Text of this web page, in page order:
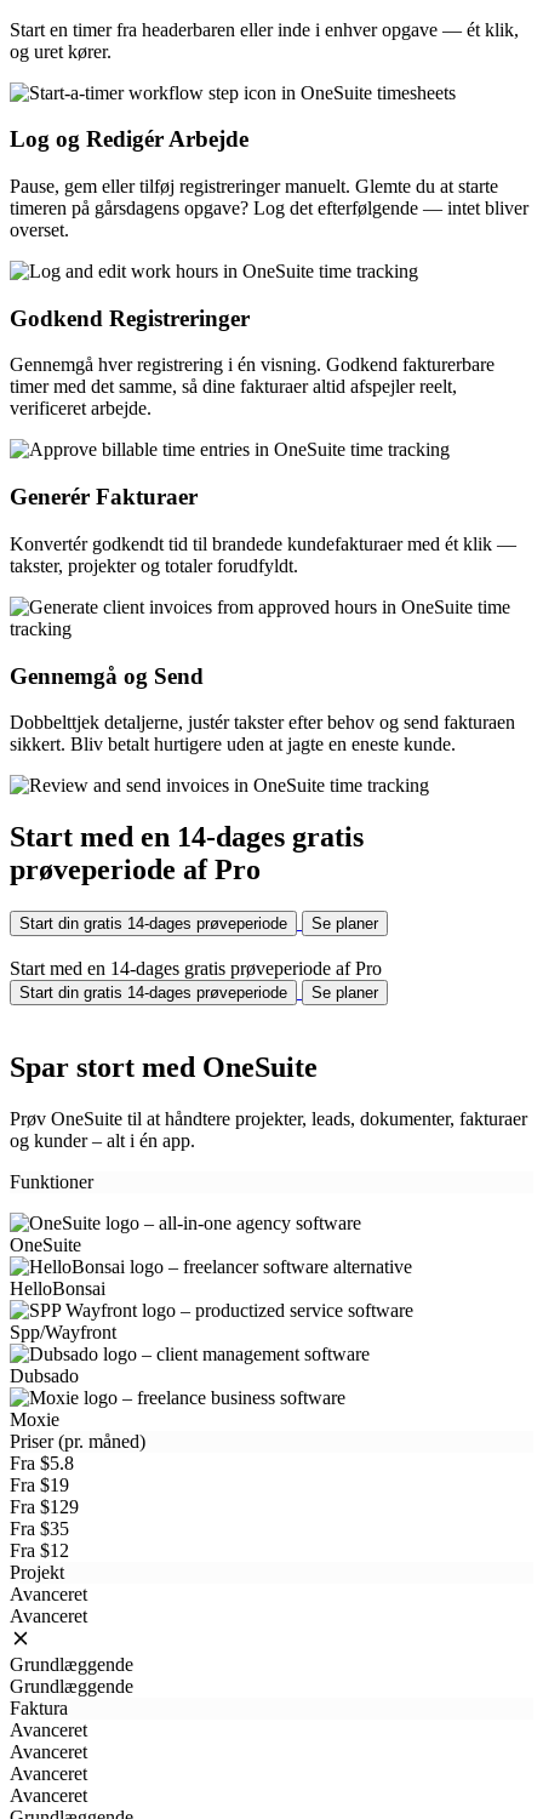
Start en timer fra headerbaren eller inde i enhver opgave — ét klik,
og uret kører.
Log og Redigér Arbejde
Pause, gem eller tilføj registreringer manuelt. Glemte du at starte
timeren på gårsdagens opgave? Log det efterfølgende — intet bliver
overset.
Godkend Registreringer
Gennemgå hver registrering i én visning. Godkend fakturerbare
timer med det samme, så dine fakturaer altid afspejler reelt,
verificeret arbejde.
Generér Fakturaer
Konvertér godkendt tid til brandede kundefakturaer med ét klik —
takster, projekter og totaler forudfyldt.
Gennemgå og Send
Dobbelttjek detaljerne, justér takster efter behov og send fakturaen
sikkert. Bliv betalt hurtigere uden at jagte en eneste kunde.
Start med en 14-dages gratis
prøveperiode af Pro
Start din gratis 14-dages prøveperiode Se planer
Start med en 14-dages gratis prøveperiode af Pro
Start din gratis 14-dages prøveperiode Se planer
Spar stort med OneSuite
Prøv OneSuite til at håndtere projekter, leads, dokumenter, fakturaer
og kunder – alt i én app.
Funktioner
OneSuite
HelloBonsai
Spp/Wayfront
Dubsado
Moxie
Priser (pr. måned)
Fra $5.8
Fra $19
Fra $129
Fra $35
Fra $12
Projekt
Avanceret
Avanceret
Grundlæggende
Grundlæggende
Faktura
Avanceret
Avanceret
Avanceret
Avanceret